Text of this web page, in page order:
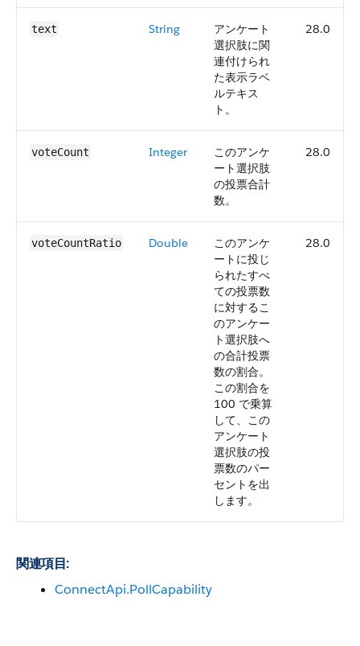
text String
アンケート
選択肢に関
連付けられ
た表示ラベ
ルテキス
ト。
28.0
voteCount Integer
このアンケ
ート選択肢
の投票合計
数。
28.0
voteCountRatio Double
このアンケ
ートに投じ
られたすべ
ての投票数
に対するこ
のアンケー
ト選択肢へ
の合計投票
数の割合。
この割合を
100 で乗算
して、この
アンケート
選択肢の投
票数のパー
セントを出
します。
28.0
関連項目:
ConnectApi.PollCapability